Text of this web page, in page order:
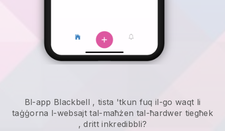
Bl-app Blackbell , tista 'tkun fuq il-go waqt li
taġġorna l-websajt tal-maħżen tal-ħardwer tiegħek
, dritt inkredibbli?